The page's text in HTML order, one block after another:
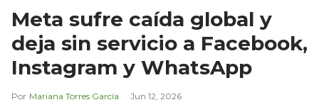
Meta sufre caída global y
deja sin servicio a Facebook,
Instagram y WhatsApp
Mariana Torres García Jun 12, 2026